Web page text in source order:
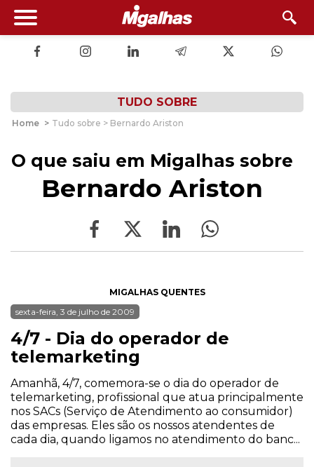
TUDO SOBRE
Home > Tudo sobre > Bernardo Ariston
O que saiu em Migalhas sobre
Bernardo Ariston
MIGALHAS QUENTES
sexta-feira, 3 de julho de 2009
4/7 - Dia do operador de
telemarketing
Amanhã, 4/7, comemora-se o dia do operador de
telemarketing, profissional que atua principalmente
nos SACs (Serviço de Atendimento ao consumidor)
das empresas. Eles são os nossos atendentes de
cada dia, quando ligamos no atendimento do banc...